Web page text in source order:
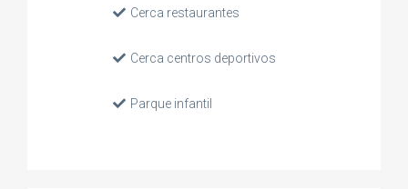
Cerca restaurantes
Cerca centros deportivos
Parque infantil